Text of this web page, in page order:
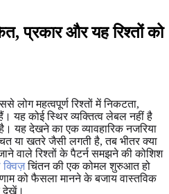
प्रकार और यह रिश्तों को
लोग महत्वपूर्ण रिश्तों में निकटता,
यह कोई स्थिर व्यक्तित्व लेबल नहीं है
देखने का एक व्यावहारिक नजरिया
या खतरे जैसी लगती है, तब भीतर क्या
वाले रिश्तों के पैटर्न समझने की कोशिश
क्विज़चिंतन की एक कोमल शुरुआत हो
को फैसला मानने के बजाय वास्तविक
देखें।